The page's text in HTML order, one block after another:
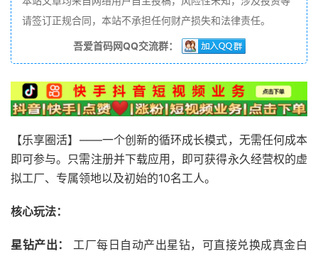
请签订正规合同，本站不承担任何财产损失和法律责任。
吾爱首码网QQ交流群：
【乐享圈活】——一个创新的循环成长模式，无需任何成本
即可参与。只需注册并下载应用，即可获得永久经营权的虚
拟工厂、专属领地以及初始的10名工人。
核心玩法：
星钻产出：
工厂每日自动产出星钻，可直接兑换成真金白